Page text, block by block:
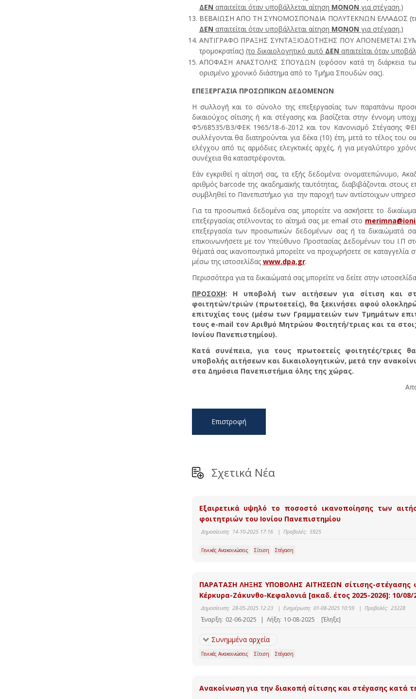
ΔΕΝ απαιτείται όταν υποβάλλεται αίτηση ΜΟΝΟΝ για στέγαση.)
ΒΕΒΑΙΩΣΗ ΑΠΟ ΤΗ ΣΥΝΟΜΟΣΠΟΝΔΙΑ ΠΟΛΥΤΕΚΝΩΝ ΕΛΛΑΔΟΣ
ΔΕΝ απαιτείται όταν υποβάλλεται αίτηση ΜΟΝΟΝ για στέγαση.)
ΑΝΤΙΓΡΑΦΟ ΠΡΑΞΗΣ ΣΥΝΤΑΞΙΟΔΟΤΗΣΗΣ ΠΟΥ ΑΠΟΝΕΜΕΤΑΙ
τρομοκρατίας) (το δικαιολογητικό αυτό ΔΕΝ απαιτείται όταν
ΑΠΟΦΑΣΗ ΑΝΑΣΤΟΛΗΣ ΣΠΟΥΔΩΝ (εφόσον κατά τη διάρκεια
ορισμένο χρονικό διάστημα από το Τμήμα Σπουδών σας).
ΕΠΕΞΕΡΓΑΣΙΑ ΠΡΟΣΩΠΙΚΩΝ ΔΕΔΟΜΕΝΩΝ
Η συλλογή και το σύνολο της επεξεργασίας των παραπάνω
δικαιούχος σίτισης ή και στέγασης και βασίζεται στην έννομη
Φ5/68535/Β3/ΦΕΚ 1965/18-6-2012 και τον Κανονισμό Στέγασης
συλλέγονται θα διατηρούνται για δέκα (10) έτη, μετά το τέλος του
ελέγχου από τις αρμόδιες ελεγκτικές αρχές, ή για μεγαλύτερο
συνέχεια θα καταστρέφονται.
Εάν εγκριθεί η αίτησή σας, τα εξής δεδομένα: ονοματεπώνυμο,
αριθμός barcode της ακαδημαϊκής ταυτότητας, διαβιβάζονται στους
συμβληθεί το Πανεπιστήμιο για την παροχή των αντίστοιχων
Για τα προσωπικά δεδομένα σας μπορείτε να ασκήσετε το
επεξεργασίας στέλνοντας το αίτημά σας με email στο merimna@
επεξεργασία των προσωπικών δεδομένων σας ή τα δικαιώματά
επικοινωνήσετε με τον Υπεύθυνο Προστασίας Δεδομένων του Ι.Π
θέματά σας ικανοποιητικά μπορείτε να προχωρήσετε σε
μέσω της ιστοσελίδας www.dpa.gr.
Περισσότερα για τα δικαιώματά σας μπορείτε να δείτε στην
ΠΡΟΣΟΧΗ: Η υποβολή των αιτήσεων για σίτιση και
φοιτητών/τριών (πρωτοετείς), θα ξεκινήσει αφού
επιτυχίας τους (μέσω των Γραμματειών των Τμημάτων
τους e-mail τον Αριθμό Μητρώου Φοιτητή/τριας και τα
Ιονίου Πανεπιστημίου).
Κατά συνέπεια, για τους πρωτοετείς φοιτητές/τριες
υποβολής αιτήσεων και δικαιολογητικών, μετά την
στα Δημόσια Πανεπιστήμια όλης της χώρας.
Επιστροφή
Σχετικά Νέα
Εξαιρετικά υψηλό το ποσοστό ικανοποίησης των
φοιτητριών του Ιονίου Πανεπιστημίου
Δημοσίευση: 14-10-2025 17:16 | Προβολές: 5925
Γενικές Ανακοινώσεις Σίτιση Στέγαση
ΠΑΡΑΤΑΣΗ ΛΗΞΗΣ ΥΠΟΒΟΛΗΣ ΑΙΤΗΣΕΩΝ σίτισης-
Κέρκυρα-Ζάκυνθο-Κεφαλονιά [ακαδ. έτος 2025-2026]: 10/08/
Δημοσίευση: 28-05-2025 12:23 | Ενημέρωση: 01-08-2025 10:59 | Προβολές: 23228
Έναρξη: 02-06-2025 | Λήξη: 10-08-2025 [Έληξε]
Συνημμένα αρχεία
Γενικές Ανακοινώσεις Σίτιση Στέγαση
Ανακοίνωση για την διακοπή σίτισης και στέγασης κατά